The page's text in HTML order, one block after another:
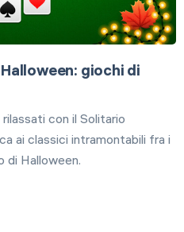
giochi di
con il Solitario
ai classici intramontabili fra i
di Halloween.